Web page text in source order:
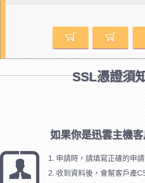
SSL憑證須
如果你是迅雲主機客
申請時，請填寫正確的申
收到資料後，會幫客戶產